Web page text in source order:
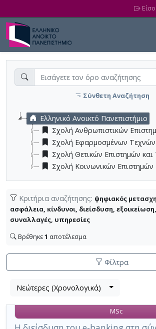
Σύνθετη Αναζήτηση
Ελληνικό Ανοικτό Πανεπιστήμιο
Σχολή Ανθρωπιστικών
Σχολή Εφαρμοσμένων
Σχολή Θετικών Επιστημών
Σχολή Κοινωνικών Επιστημών
Κριτήρια αναζήτησης: ψηφιακός
ασφάλεια, κίνδυνοι, διείσδυση,
συναλλαγές, υπηρεσίες
Βρέθηκε1 αποτέλεσμα
Φίλτρα
Βρέθηκε
αποτέλεσμα
,
Λίστα
τα
αποτελέσματα
αναζήτησης:
Νεώτερες (Χρονολογικά)
MSc